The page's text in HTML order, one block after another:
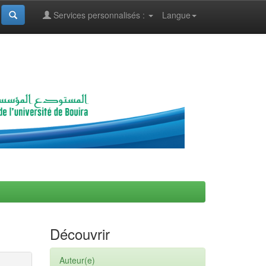
Langue
Services personnalisés :
Découvrir
Auteur(e)